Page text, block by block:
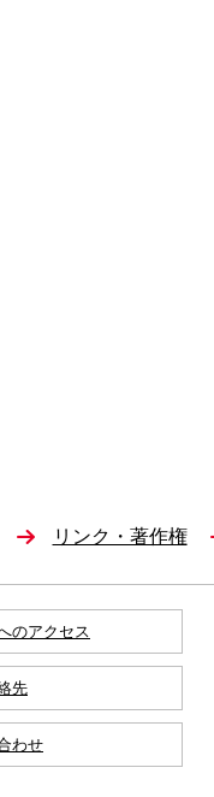
リンク・著作権
のアクセス
先
わせ